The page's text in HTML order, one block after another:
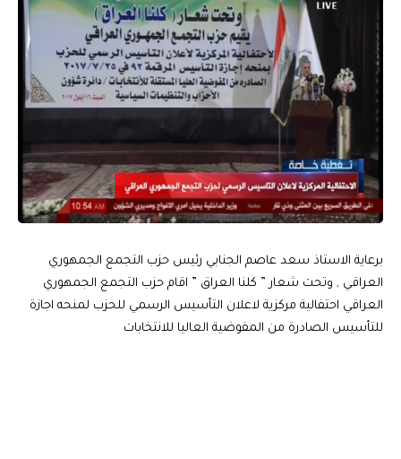
برعاية الاستاذ سعد عاصم الجنابي رئيس حزب التجمع الجمهوري
العراقي , وتحت شعار ” كلنا العراق ” اقام حزب التجمع الجمهوري
العراقي احتفالية مركزية لاعلان التأسيس الرسمي للحزب لمنحه اجازة
للتأسيس الصادرة من المفوضية العاليا للانتخابات